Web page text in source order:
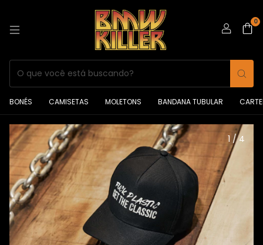
0
BONÉS CAMISETAS MOLETONS BANDANA TUBULAR
1 /4